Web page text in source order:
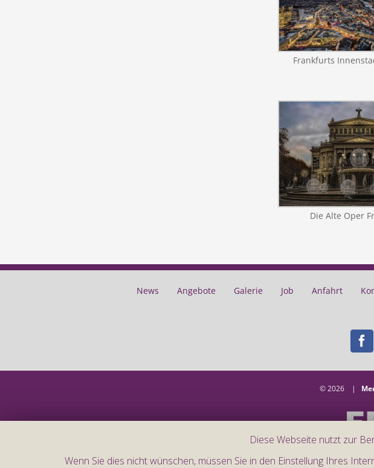
Frankfurts
Die Alte Oper
News Angebote Galerie Job Anfahrt
©2026 |
A
Diese Webseite nutzt zur
Wenn Sie dies nicht wünschen, müssen Sie in den Einstellung Ihres